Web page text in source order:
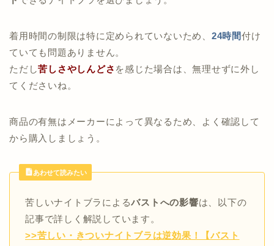
着用時間の制限は特に定められていないため、 24時間付け
ていても問題ありません。
ただし苦しさやしんどさ を感じた場合は、無理せずに外し
てくださいね。
商品の有無はメーカーによって異なるため、よく確認して
から購入しましょう。
あわせて読みたい
苦しいナイトブラによるバストへの影響は、以下の
記事で詳しく解説しています。
>>苦しい・きついナイトブラは逆効果！【バスト